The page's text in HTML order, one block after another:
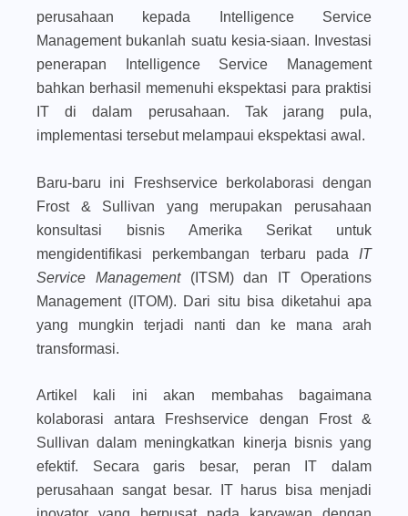
perusahaan kepada Intelligence Service
Management bukanlah suatu kesia-siaan. Investasi
penerapan Intelligence Service Management
bahkan berhasil memenuhi ekspektasi para praktisi
IT di dalam perusahaan. Tak jarang pula,
implementasi tersebut melampaui ekspektasi awal.
Baru-baru ini Freshservice berkolaborasi dengan
Frost & Sullivan yang merupakan perusahaan
konsultasi bisnis Amerika Serikat untuk
mengidentifikasi perkembangan terbaru pada IT
Service Management(ITSM) dan IT Operations
Management (ITOM). Dari situ bisa diketahui apa
yang mungkin terjadi nanti dan ke mana arah
transformasi.
Artikel kali ini akan membahas bagaimana
kolaborasi antara Freshservice dengan Frost &
Sullivan dalam meningkatkan kinerja bisnis yang
efektif. Secara garis besar, peran IT dalam
perusahaan sangat besar. IT harus bisa menjadi